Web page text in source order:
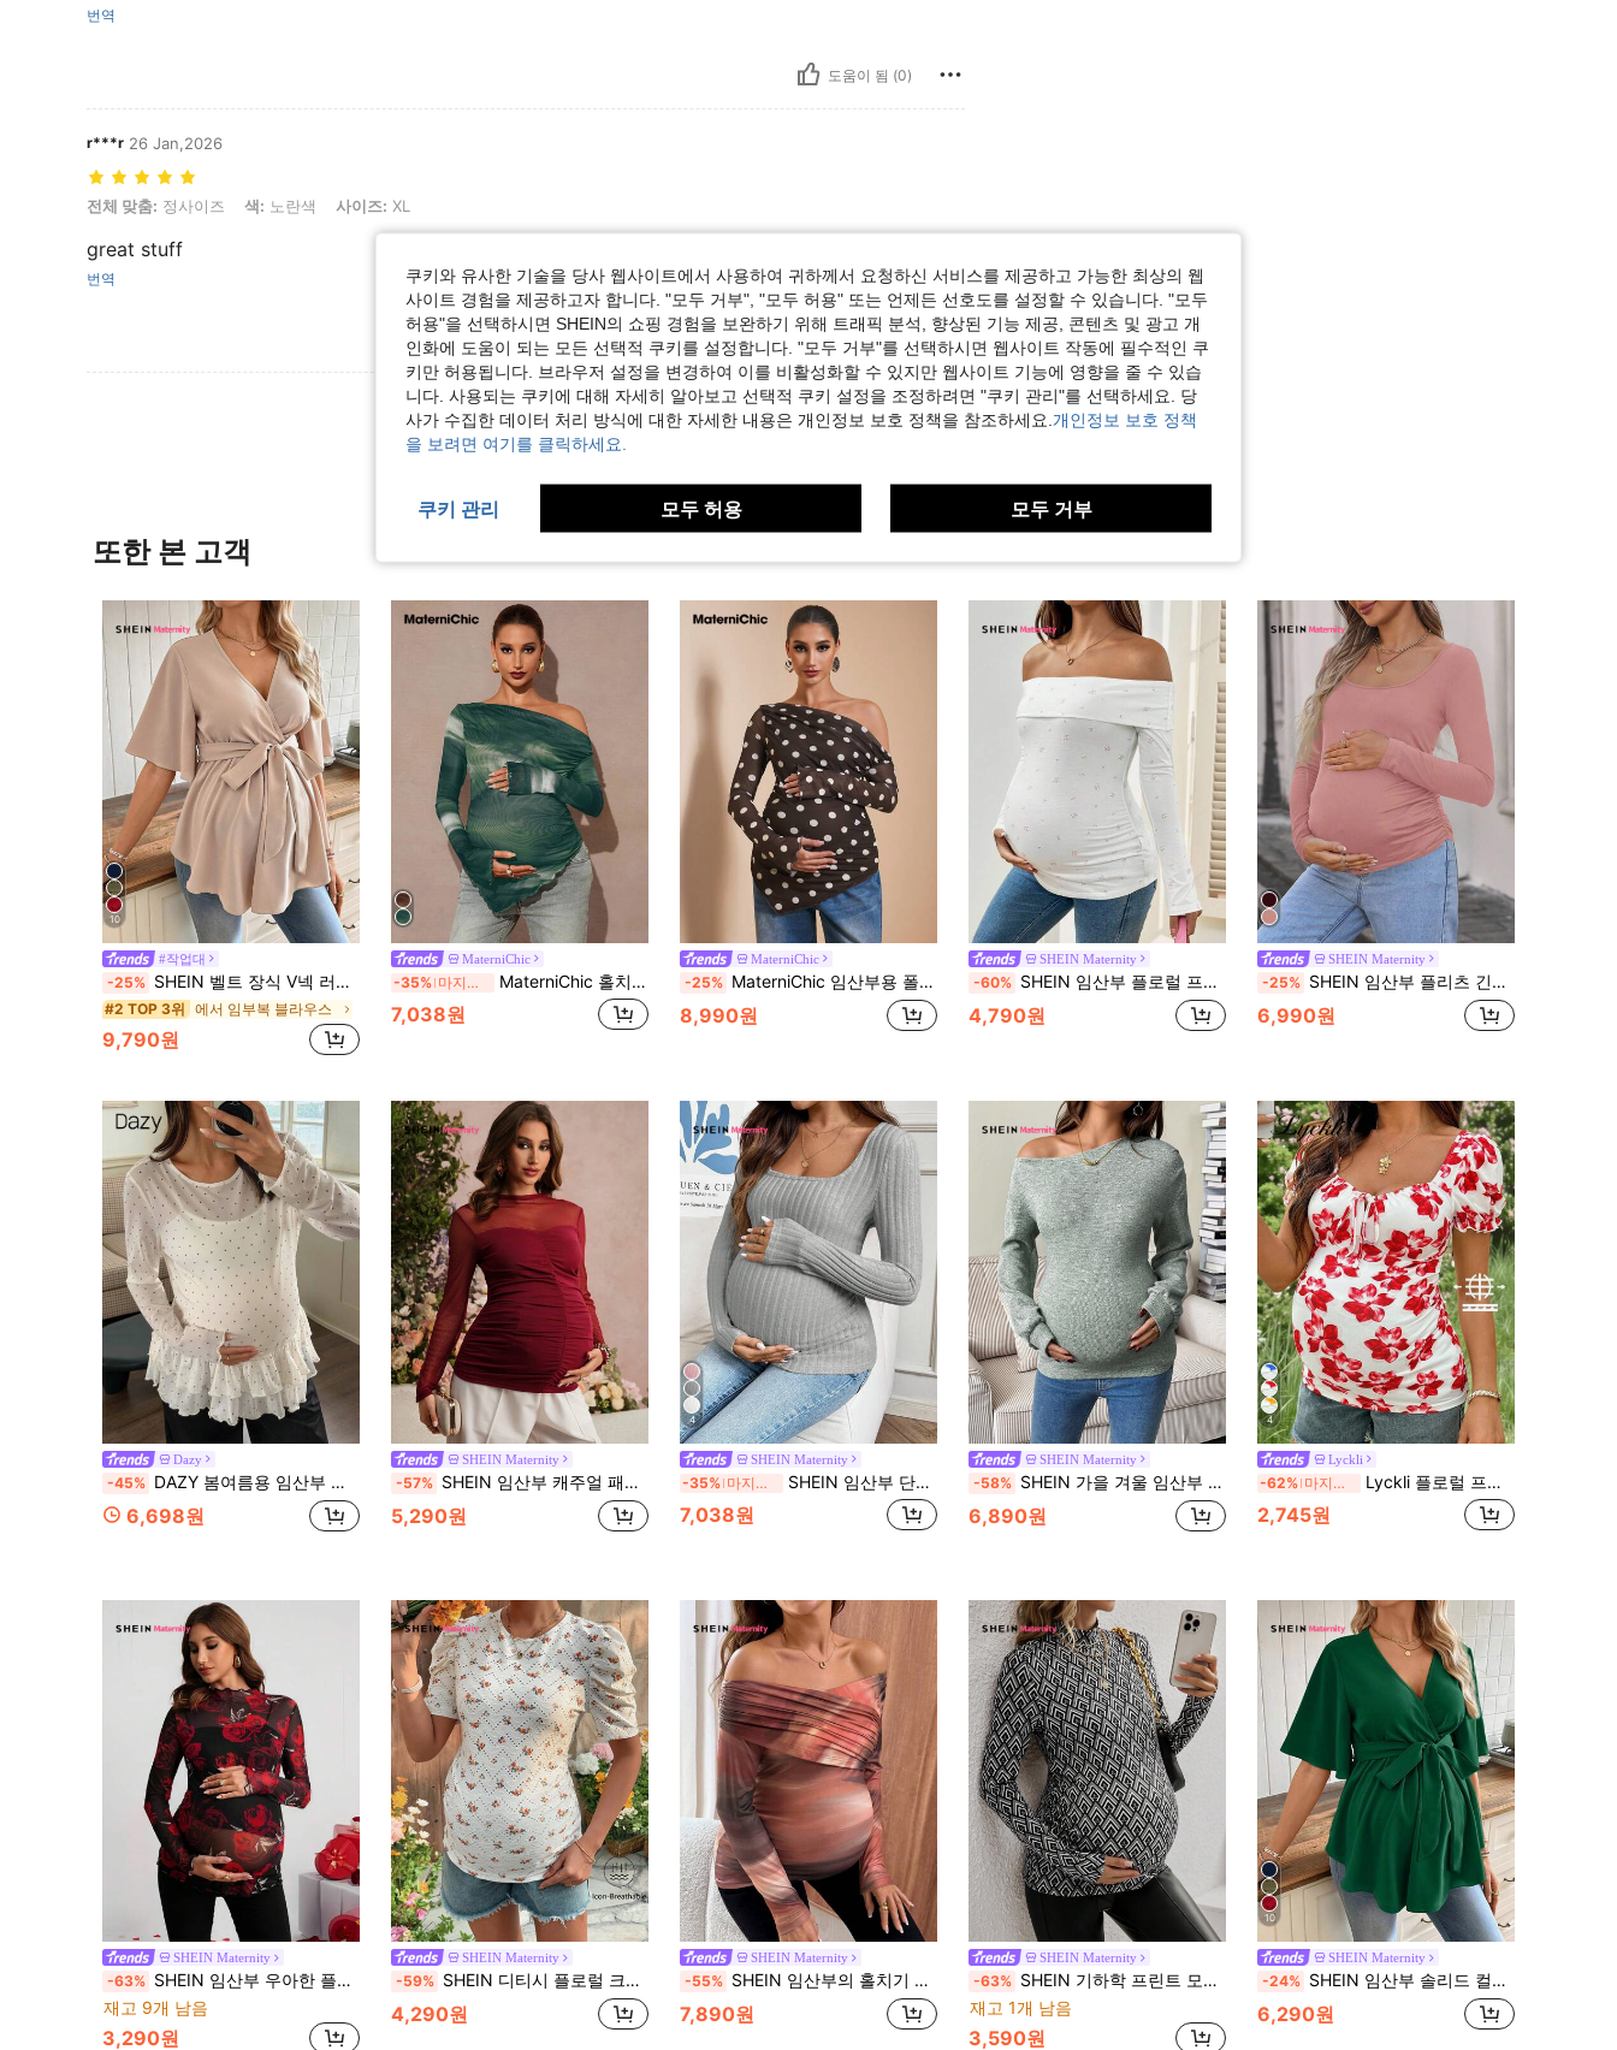
번역
도움이 됨 (0)
r***r 26 Jan,2026
전체 맞춤: 정사이즈, 색: 노란색, 사이즈: XL
전체 맞춤: 정사이즈 색: 노란색 사이즈: XL
great stuff
번역
도움이 됨 (0)
리뷰 더 보기
또한 본 고객
10
#작업대
-25% SHEIN 벨트 장식 V넥 러플 임산부 블라우스
#2 TOP 3위 에서 임부복 블라우스
9,790원
MaterniChic
-35% 마지막 3일 MaterniChic 홀치기 염색 프린트 사선 숄더 긴소매 피티드 임부복 티셔츠
7,038원
MaterniChic
-25% MaterniChic 임산부용 폴카 도트 프린트 비대칭 어깨 긴팔 슬림핏 패션 티셔츠 가을
8,990원
SHEIN Maternity
-60% SHEIN 임산부 플로럴 프린트 오프숄더 타이트 긴소매 티셔츠
4,790원
SHEIN Maternity
-25% SHEIN 임산부 플리츠 긴소매 티셔츠
6,990원
Dazy
-45% DAZY 봄여름용 임산부 베이스 레이어 티셔츠, 스몰 라운드 넥 패션 폴카 도트 패치워크 프릴 트림 긴팔
6,698원
SHEIN Maternity
-57% SHEIN 임산부 캐주얼 패치워크 시스루 메쉬 러치드 핏 티셔츠, 데일리 출퇴근, 봄/가을, 발렌타인 데이, 발렌타인 데이에 적합
5,290원
4
SHEIN Maternity
-35% 마지막 3일 SHEIN 임산부 단색 미니멀리스트 긴팔 티셔츠, 일상복
7,038원
SHEIN Maternity
-58% SHEIN 가을 겨울 임산부 캐주얼 솔리드 컬러 비대칭 칼라 티셔츠, 가을 그린 긴팔 상의
6,890원
4
Lyckli
-62% 마지막 2일 Lyckli 플로럴 프린트 V넥 타이 프론트 퍼프 슬리브 캐주얼 임부 티셔츠
2,745원
SHEIN Maternity
-63% SHEIN 임산부 우아한 플로럴 프린트 시어 메쉬 긴소매 섹시 웨어 티셔츠
재고 9개 남음
3,290원
SHEIN Maternity
-59% SHEIN 디티시 플로럴 크루넥 기곳 슬리브 중공 바디콘 임산부 드레스
4,290원
SHEIN Maternity
-55% SHEIN 임산부의 홀치기 염색 오프 숄더 러치 캐주얼 긴팔 티셔츠
7,890원
SHEIN Maternity
-63% SHEIN 기하학 프린트 모크넥 긴팔 임산부 티셔츠, 가을
재고 1개 남음
3,590원
10
SHEIN Maternity
-24% SHEIN 임산부 솔리드 컬러 V넥 러플 트림 벨트 셔츠
6,290원
쿠키와 유사한 기술을 당사 웹사이트에서 사용하여 귀하께서 요청하신 서비스를 제공하고 가능한 최상의 웹
사이트 경험을 제공하고자 합니다. "모두 거부", "모두 허용" 또는 언제든 선호도를 설정할 수 있습니다. "모두
허용"을 선택하시면 SHEIN의 쇼핑 경험을 보완하기 위해 트래픽 분석, 향상된 기능 제공, 콘텐츠 및 광고 개
인화에 도움이 되는 모든 선택적 쿠키를 설정합니다. "모두 거부"를 선택하시면 웹사이트 작동에 필수적인 쿠
키만 허용됩니다. 브라우저 설정을 변경하여 이를 비활성화할 수 있지만 웹사이트 기능에 영향을 줄 수 있습
니다. 사용되는 쿠키에 대해 자세히 알아보고 선택적 쿠키 설정을 조정하려면 "쿠키 관리"를 선택하세요. 당
사가 수집한 데이터 처리 방식에 대한 자세한 내용은 개인정보 보호 정책을 참조하세요. 개인정보 보호 정책
을 보려면 여기를 클릭하세요.
쿠키 관리 모두 허용 모두 거부